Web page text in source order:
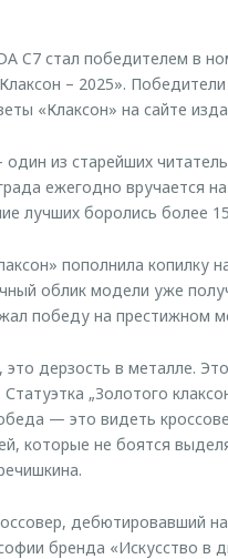
C7 стал победителем в
– 2025».
«Клаксон» на сайте
из старейших
ежегодно вручается
лучших боролись более
пополнила копилку
облик модели уже
победу на престижном
дерзость в металле.
„Золотого
— это видеть
которые не боятся
дебютировавший
бренда «Искусство в